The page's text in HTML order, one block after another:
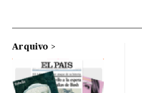
Arquivo